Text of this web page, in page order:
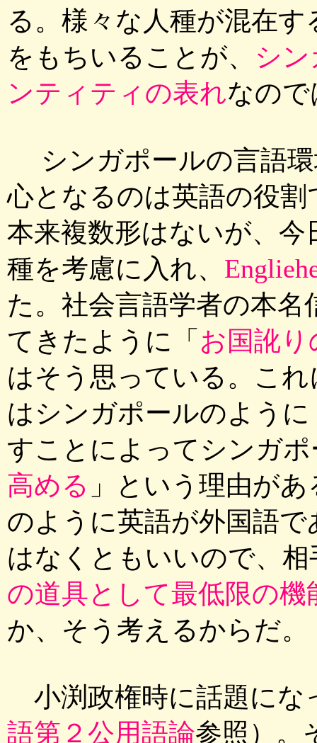
る。様々な人種が混在
をもちいることが、 シ
ンティティの表れなの
シンガポールの言語環
心となるのは英語の役
本来複数形はないが、
種を考慮に入れ、
た。社会言語学者の本
てきたように「 お国訛り
はそう思っている。こ
はシンガポールのよう
すことによってシンガ
高める 」という理由が
のように英語が外国語
はなくともいいので、相
の道具として最低限の機
か、そう考えるからだ。
小渕政権時に話題にな
語第２公用語論参照）。